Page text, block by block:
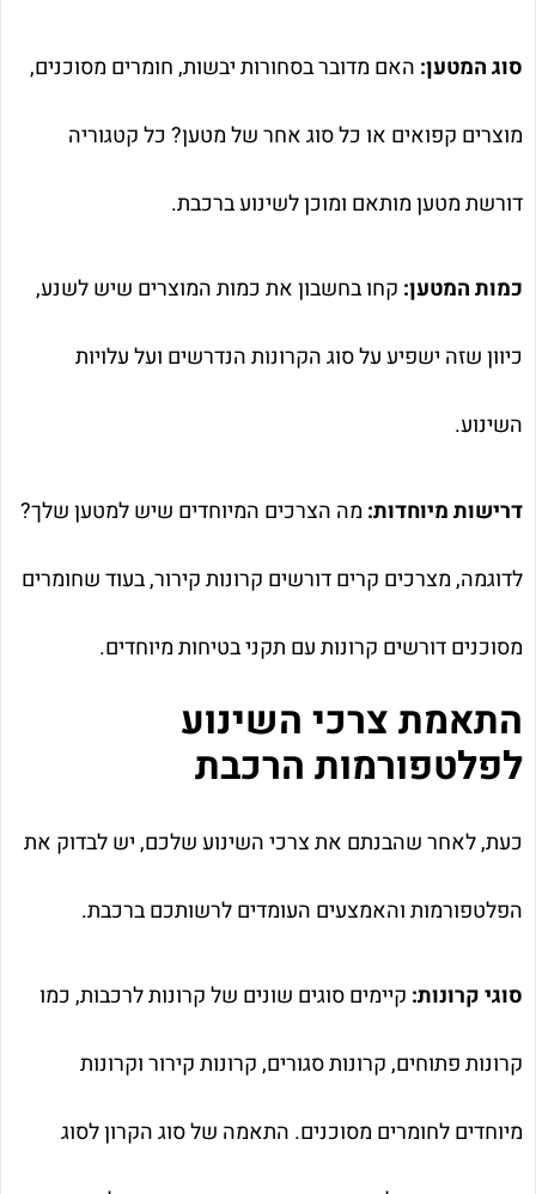
סוג המטען: האם מדובר בסחורות יבשות, חומרים מסוכנים,
מוצרים קפואים או כל סוג אחר של מטען? כל קטגוריה
דורשת מטען מותאם ומוכן לשינוע ברכבת.
כמות המטען: קחו בחשבון את כמות המוצרים שיש לשנע,
כיוון שזה ישפיע על סוג הקרונות הנדרשים ועל עלויות
השינוע.
דרישות מיוחדות: מה הצרכים המיוחדים שיש למטען שלך?
לדוגמה, מצרכים קרים דורשים קרונות קירור, בעוד שחומרים
מסוכנים דורשים קרונות עם תקני בטיחות מיוחדים.
התאמת צרכי השינוע
לפלטפורמות הרכבת
כעת, לאחר שהבנתם את צרכי השינוע שלכם, יש לבדוק את
הפלטפורמות והאמצעים העומדים לרשותכם ברכבת.
סוגי קרונות: קיימים סוגים שונים של קרונות לרכבות, כמו
קרונות פתוחים, קרונות סגורים, קרונות קירור וקרונות
מיוחדים לחומרים מסוכנים. התאמה של סוג הקרון לסוג